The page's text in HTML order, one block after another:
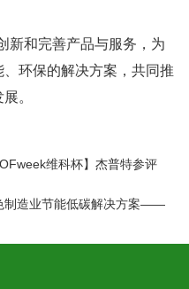
新和完善产品与服务，为
环保的解决方案，共同推
。
维科杯】杰普特参评
制造业节能低碳解决方案——